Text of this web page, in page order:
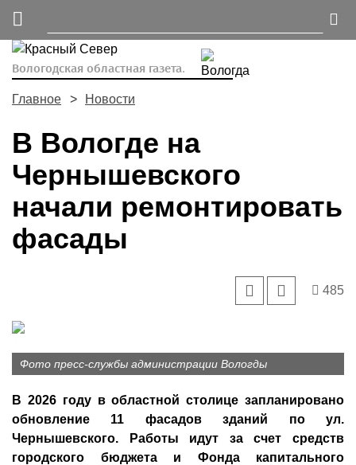
Вологодская областная газета.
Главное Новости
В Вологде на
Чернышевского
начали ремонтировать
фасады
485
Фото пресс-службы администрации Вологды
В 2026 году в областной столице запланировано
обновление 11 фасадов зданий по ул.
Чернышевского. Работы идут за счет средств
городского бюджета и Фонда капитального